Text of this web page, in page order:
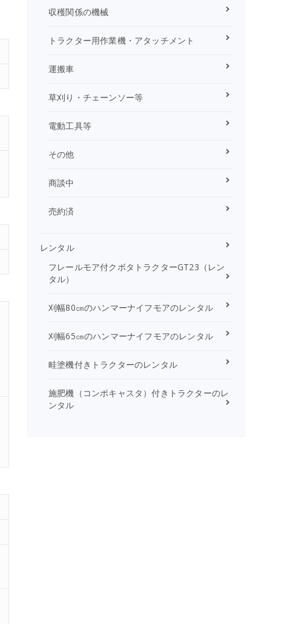
収穫関係の機械
トラクター用作業機・アタッチメント
運搬車
草刈り・チェーンソー等
電動工具等
その他
商談中
売約済
レンタル
フレールモア付クボタトラクターGT23（レン
タル）
刈幅80㎝のハンマーナイフモアのレンタル
刈幅65㎝のハンマーナイフモアのレンタル
畦塗機付きトラクターのレンタル
施肥機（コンポキャスタ）付きトラクターのレ
ンタル